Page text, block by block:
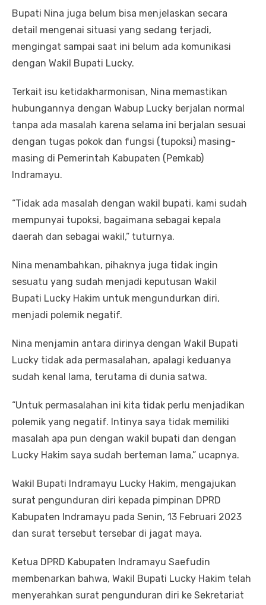
Bupati Nina juga belum bisa menjelaskan secara
detail mengenai situasi yang sedang terjadi,
mengingat sampai saat ini belum ada komunikasi
dengan Wakil Bupati Lucky.
Terkait isu ketidakharmonisan, Nina memastikan
hubungannya dengan Wabup Lucky berjalan normal
tanpa ada masalah karena selama ini berjalan sesuai
dengan tugas pokok dan fungsi (tupoksi) masing-
masing di Pemerintah Kabupaten (Pemkab)
Indramayu.
“Tidak ada masalah dengan wakil bupati, kami sudah
mempunyai tupoksi, bagaimana sebagai kepala
daerah dan sebagai wakil,” tuturnya.
Nina menambahkan, pihaknya juga tidak ingin
sesuatu yang sudah menjadi keputusan Wakil
Bupati Lucky Hakim untuk mengundurkan diri,
menjadi polemik negatif.
Nina menjamin antara dirinya dengan Wakil Bupati
Lucky tidak ada permasalahan, apalagi keduanya
sudah kenal lama, terutama di dunia satwa.
“Untuk permasalahan ini kita tidak perlu menjadikan
polemik yang negatif. Intinya saya tidak memiliki
masalah apa pun dengan wakil bupati dan dengan
Lucky Hakim saya sudah berteman lama,” ucapnya.
Wakil Bupati Indramayu Lucky Hakim, mengajukan
surat pengunduran diri kepada pimpinan DPRD
Kabupaten Indramayu pada Senin, 13 Februari 2023
dan surat tersebut tersebar di jagat maya.
Ketua DPRD Kabupaten Indramayu Saefudin
membenarkan bahwa, Wakil Bupati Lucky Hakim telah
menyerahkan surat pengunduran diri ke Sekretariat